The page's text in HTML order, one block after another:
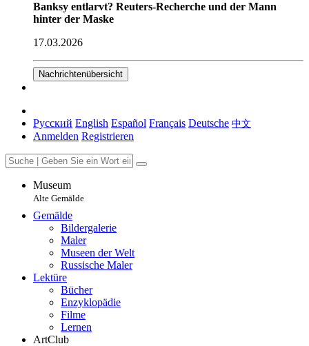
Banksy entlarvt? Reuters-Recherche und der Mann
hinter der Maske
17.03.2026
Nachrichtenübersicht
Русский English Español Français Deutsche 中文
Anmelden Registrieren
Museum
Alte Gemälde
Gemälde
Bildergalerie
Maler
Museen der Welt
Russische Maler
Lektüre
Bücher
Enzyklopädie
Filme
Lernen
ArtClub